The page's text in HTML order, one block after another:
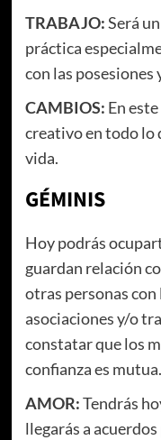
TRABAJO:Será
práctica
con las posesiones
CAMBIOS: En
creativo en todo lo
vida.
GÉMINIS
Hoy podrás
guardan relación
otras personas
asociaciones y/o
constatar que los
confianza es mutua.
AMOR:Tendrás
llegarás a